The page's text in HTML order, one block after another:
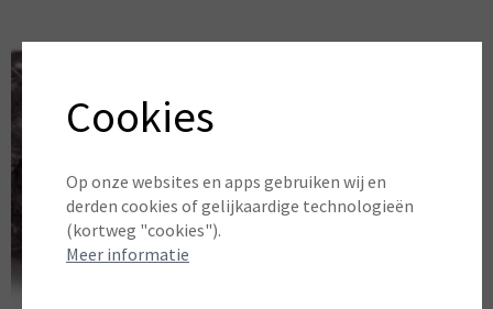
Cookies
Op onze websites en apps gebruiken wij en
derden cookies of gelijkaardige technologieën
(kortweg "cookies").
Meer informatie